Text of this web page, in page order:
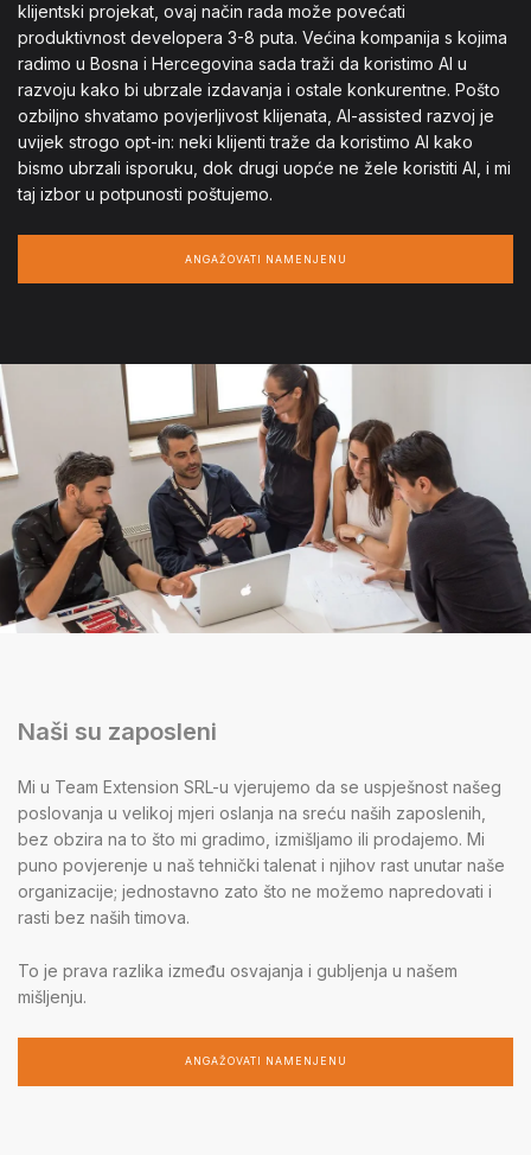
klijentski projekat, ovaj način rada može povećati
produktivnost developera 3-8 puta. Većina kompanija s kojima
radimo u Bosna i Hercegovina sada traži da koristimo AI u
razvoju kako bi ubrzale izdavanja i ostale konkurentne. Pošto
ozbiljno shvatamo povjerljivost klijenata, AI-assisted razvoj je
uvijek strogo opt-in: neki klijenti traže da koristimo AI kako
bismo ubrzali isporuku, dok drugi uopće ne žele koristiti AI, i mi
taj izbor u potpunosti poštujemo.
ANGAŽOVATI NAMENJENU
Naši su zaposleni
Mi u Team Extension SRL-u vjerujemo da se uspješnost našeg
poslovanja u velikoj mjeri oslanja na sreću naših zaposlenih,
bez obzira na to što mi gradimo, izmišljamo ili prodajemo. Mi
puno povjerenje u naš tehnički talenat i njihov rast unutar naše
organizacije; jednostavno zato što ne možemo napredovati i
rasti bez naših timova.
To je prava razlika između osvajanja i gubljenja u našem
mišljenju.
ANGAŽOVATI NAMENJENU